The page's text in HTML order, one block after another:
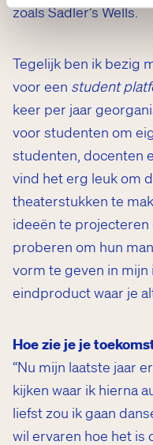
zoals Sadler’s Wells.
Tegelijk ben ik bezig
voor een student
keer per jaar
voor studenten om
studenten, docenten
vind het erg leuk om
theaterstukken te
ideeën te
proberen om hun
vorm te geven in mijn
eindproduct waar je
Hoe zie je je
“Nu mijn laatste jaar
kijken waar ik hierna
liefst zou ik gaan
wil ervaren hoe het is